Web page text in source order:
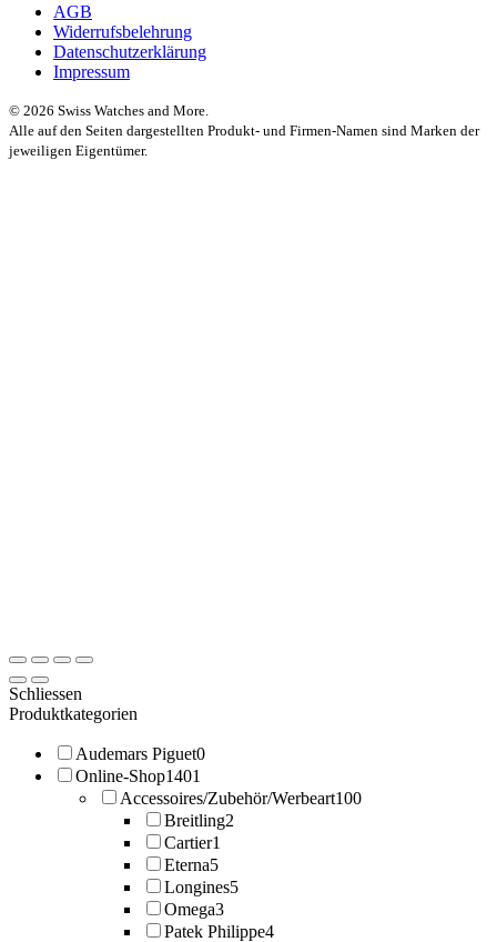
AGB
Widerrufsbelehrung
Datenschutzerklärung
Impressum
© 2026 Swiss Watches and More.
Alle auf den Seiten dargestellten Produkt- und Firmen-Namen sind Marken der
jeweiligen Eigentümer.
Schliessen
Produktkategorien
Audemars Piguet0
Online-Shop1401
Accessoires/Zubehör/Werbeart100
Breitling2
Cartier1
Eterna5
Longines5
Omega3
Patek Philippe4